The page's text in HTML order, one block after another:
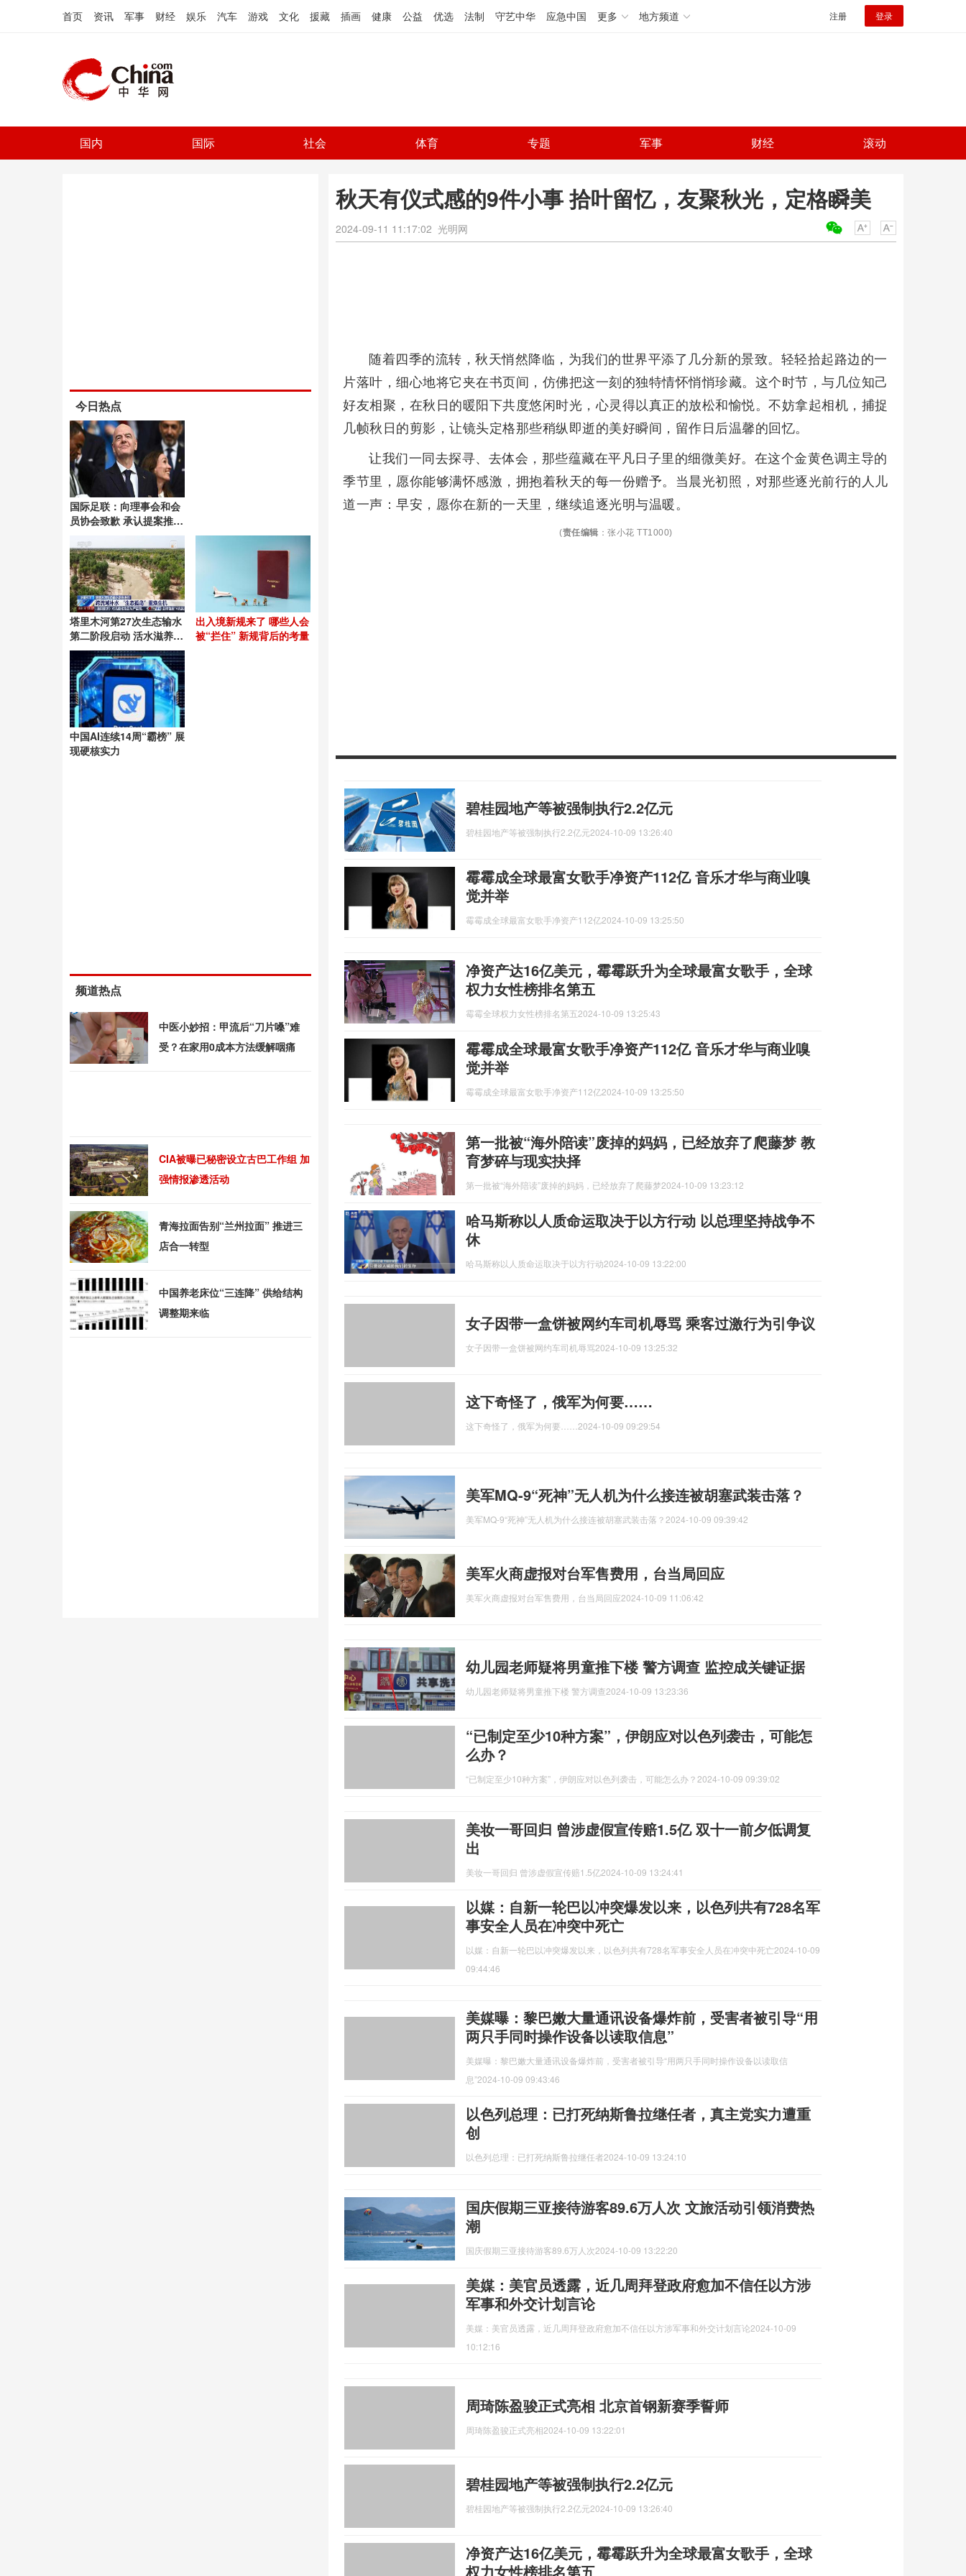
首页 资讯 军事 财经 娱乐 汽车 游戏 文化 援藏 插画 健康 公益 优选 法制 守艺中华 应急中国 更多 地方频道 注册 登录
国内 国际 社会 体育 专题 军事 财经 滚动
秋天有仪式感的9件小事 拾叶留忆，友聚秋光，定格瞬美
2024-09-11 11:17:02 光明网
随着四季的流转，秋天悄然降临，为我们的世界平添了几分新的景致。轻轻拾起路边的一
片落叶，细心地将它夹在书页间，仿佛把这一刻的独特情怀悄悄珍藏。这个时节，与几位知己
好友相聚，在秋日的暖阳下共度悠闲时光，心灵得以真正的放松和愉悦。不妨拿起相机，捕捉
几帧秋日的剪影，让镜头定格那些稍纵即逝的美好瞬间，留作日后温馨的回忆。
让我们一同去探寻、去体会，那些蕴藏在平凡日子里的细微美好。在这个金黄色调主导的
季节里，愿你能够满怀感激，拥抱着秋天的每一份赠予。当晨光初照，对那些逐光前行的人儿
道一声：早安，愿你在新的一天里，继续追逐光明与温暖。
(责任编辑 ：张小花 TT1000)
碧桂园地产等被强制执行2.2亿元
碧桂园地产等被强制执行2.2亿元2024-10-09 13:26:40
霉霉成全球最富女歌手净资产112亿 音乐才华与商业嗅
觉并举
霉霉成全球最富女歌手净资产112亿2024-10-09 13:25:50
净资产达16亿美元，霉霉跃升为全球最富女歌手，全球
权力女性榜排名第五
霉霉全球权力女性榜排名第五2024-10-09 13:25:43
霉霉成全球最富女歌手净资产112亿 音乐才华与商业嗅
觉并举
霉霉成全球最富女歌手净资产112亿2024-10-09 13:25:50
第一批被“海外陪读”废掉的妈妈，已经放弃了爬藤梦 教
育梦碎与现实抉择
第一批被“海外陪读”废掉的妈妈，已经放弃了爬藤梦2024-10-09 13:23:12
哈马斯称以人质命运取决于以方行动 以总理坚持战争不
休
哈马斯称以人质命运取决于以方行动2024-10-09 13:22:00
女子因带一盒饼被网约车司机辱骂 乘客过激行为引争议
女子因带一盒饼被网约车司机辱骂2024-10-09 13:25:32
这下奇怪了，俄军为何要……
这下奇怪了，俄军为何要…… 2024-10-09 09:29:54
美军MQ-9“死神”无人机为什么接连被胡塞武装击落？
美军MQ-9“死神”无人机为什么接连被胡塞武装击落？ 2024-10-09 09:39:42
美军火商虚报对台军售费用，台当局回应
美军火商虚报对台军售费用，台当局回应2024-10-09 11:06:42
幼儿园老师疑将男童推下楼 警方调查 监控成关键证据
幼儿园老师疑将男童推下楼 警方调查2024-10-09 13:23:36
“已制定至少10种方案”，伊朗应对以色列袭击，可能怎
么办？
“已制定至少10种方案”，伊朗应对以色列袭击，可能怎么办？ 2024-10-09 09:39:02
美妆一哥回归 曾涉虚假宣传赔1.5亿 双十一前夕低调复
出
美妆一哥回归 曾涉虚假宣传赔1.5亿2024-10-09 13:24:41
以媒：自新一轮巴以冲突爆发以来，以色列共有728名军
事安全人员在冲突中死亡
以媒：自新一轮巴以冲突爆发以来，以色列共有728名军事安全人员在冲突中死亡2024-10-09
09:44:46
美媒曝：黎巴嫩大量通讯设备爆炸前，受害者被引导“用
两只手同时操作设备以读取信息”
美媒曝：黎巴嫩大量通讯设备爆炸前，受害者被引导“用两只手同时操作设备以读取信
息”2024-10-09 09:43:46
以色列总理：已打死纳斯鲁拉继任者，真主党实力遭重
创
以色列总理：已打死纳斯鲁拉继任者2024-10-09 13:24:10
国庆假期三亚接待游客89.6万人次 文旅活动引领消费热
潮
国庆假期三亚接待游客89.6万人次2024-10-09 13:22:20
美媒：美官员透露，近几周拜登政府愈加不信任以方涉
军事和外交计划言论
美媒：美官员透露，近几周拜登政府愈加不信任以方涉军事和外交计划言论2024-10-09
10:12:16
周琦陈盈骏正式亮相 北京首钢新赛季誓师
周琦陈盈骏正式亮相2024-10-09 13:22:01
碧桂园地产等被强制执行2.2亿元
碧桂园地产等被强制执行2.2亿元2024-10-09 13:26:40
净资产达16亿美元，霉霉跃升为全球最富女歌手，全球
权力女性榜排名第五
今日热点
国际足联：向理事会和会
员协会致歉 承认提案推进
塔里木河第27次生态输水
第二阶段启动 活水滋养绿
洲
出入境新规来了 哪些人会
被“拦住” 新规背后的考量
中国AI连续14周“霸榜” 展
现硬核实力
频道热点
中医小妙招：甲流后“刀片嗓”难
受？在家用0成本方法缓解咽痛
CIA被曝已秘密设立古巴工作组 加
强情报渗透活动
青海拉面告别“兰州拉面” 推进三
店合一转型
中国养老床位“三连降” 供给结构
调整期来临